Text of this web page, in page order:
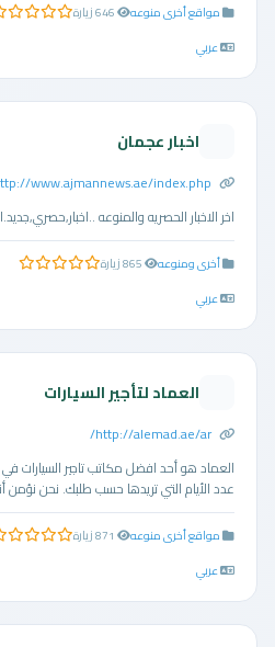
مواقع أخرى منوعه 646 زيارة 0.0 من 5 نجوم
عربي
اخبار عجمان
http://www.ajmannews.ae/index.php
اخر الاخبار الحصريه والمنوعه
أخرى ومنوعه 865 زيارة 0.0 من 5 نجوم
عربي
العماد لتأجير السيارات
http://alemad.ae/ar/
العماد هو أحد افضل مكاتب تاجير السيارات في
عدد الأيام التي تريدها حسب طلبك. نحن نؤمن أنه
مواقع أخرى منوعه 871 زيارة 0.0 من 5 نجوم
عربي